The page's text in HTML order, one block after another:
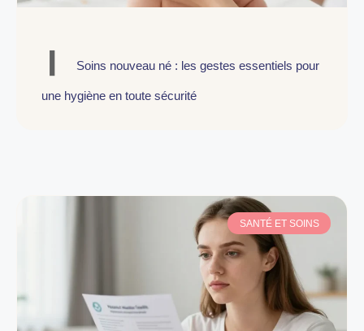
Soins nouveau né : les gestes essentiels pour
une hygiène en toute sécurité
SANTÉ ET SOINS